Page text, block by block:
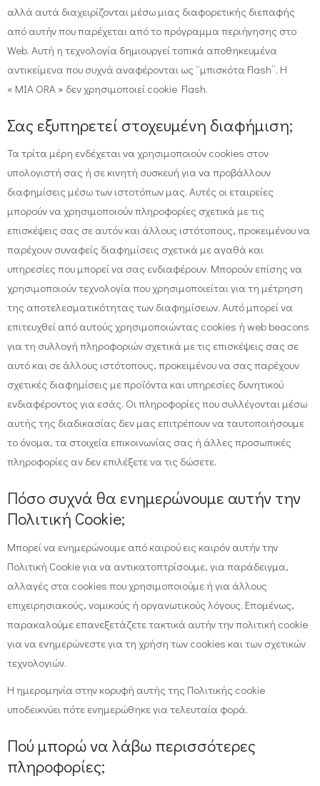
αλλά αυτά διαχειρίζονται μέσω μιας διαφορετικής διεπαφής
από αυτήν που παρέχεται από το πρόγραμμα περιήγησης στο
Web. Αυτή η τεχνολογία δημιουργεί τοπικά αποθηκευμένα
αντικείμενα που συχνά αναφέρονται ως “μπισκότα Flash”. Η
« MIA ORA » δεν χρησιμοποιεί cookie Flash.
Σας εξυπηρετεί στοχευμένη διαφήμιση;
Τα τρίτα μέρη ενδέχεται να χρησιμοποιούν cookies στον
υπολογιστή σας ή σε κινητή συσκευή για να προβάλλουν
διαφημίσεις μέσω των ιστοτόπων μας. Αυτές οι εταιρείες
μπορούν να χρησιμοποιούν πληροφορίες σχετικά με τις
επισκέψεις σας σε αυτόν και άλλους ιστότοπους, προκειμένου να
παρέχουν συναφείς διαφημίσεις σχετικά με αγαθά και
υπηρεσίες που μπορεί να σας ενδιαφέρουν. Μπορούν επίσης να
χρησιμοποιούν τεχνολογία που χρησιμοποιείται για τη μέτρηση
της αποτελεσματικότητας των διαφημίσεων. Αυτό μπορεί να
επιτευχθεί από αυτούς χρησιμοποιώντας cookies ή web beacons
για τη συλλογή πληροφοριών σχετικά με τις επισκέψεις σας σε
αυτό και σε άλλους ιστότοπους, προκειμένου να σας παρέχουν
σχετικές διαφημίσεις με προϊόντα και υπηρεσίες δυνητικού
ενδιαφέροντος για εσάς. Οι πληροφορίες που συλλέγονται μέσω
αυτής της διαδικασίας δεν μας επιτρέπουν να ταυτοποιήσουμε
το όνομα, τα στοιχεία επικοινωνίας σας ή άλλες προσωπικές
πληροφορίες αν δεν επιλέξετε να τις δώσετε.
Πόσο συχνά θα ενημερώνουμε αυτήν την
Πολιτική Cookie;
Μπορεί να ενημερώνουμε από καιρού εις καιρόν αυτήν την
Πολιτική Cookie για να αντικατοπτρίσουμε, για παράδειγμα,
αλλαγές στα cookies που χρησιμοποιούμε ή για άλλους
επιχειρησιακούς, νομικούς ή οργανωτικούς λόγους. Επομένως,
παρακαλούμε επανεξετάζετε τακτικά αυτήν την πολιτική cookie
για να ενημερώνεστε για τη χρήση των cookies και των σχετικών
τεχνολογιών.
Η ημερομηνία στην κορυφή αυτής της Πολιτικής cookie
υποδεικνύει πότε ενημερώθηκε για τελευταία φορά.
Πού μπορώ να λάβω περισσότερες
πληροφορίες;